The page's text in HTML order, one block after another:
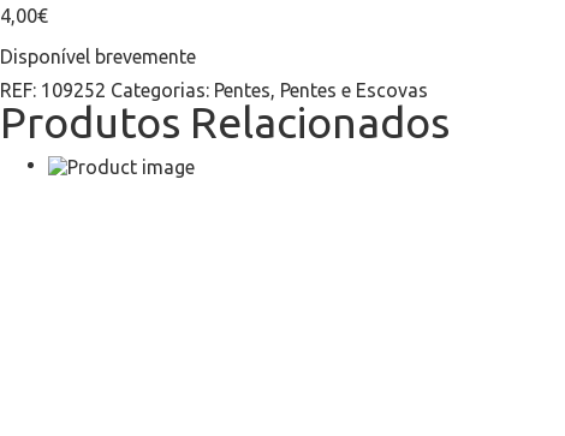
4,00€
Disponível brevemente
REF: 109252 Categorias: Pentes, Pentes e Escovas
Produtos Relacionados